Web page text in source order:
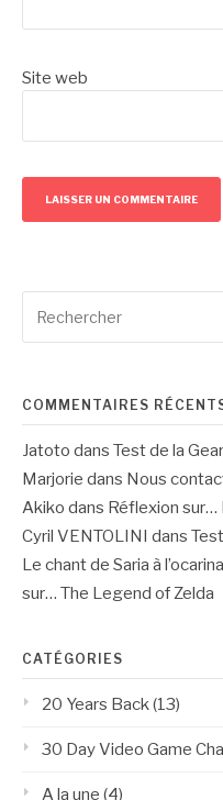
Site web
pour
COMMENTAIRES
Jatoto dans Test de la
Marjorie dans Nous
Akiko dans Réflexion sur…
Cyril VENTOLINI dans
Le chant de Saria à
sur… The Legend of Zelda
CATÉGORIES
20 Years Back (13)
30 Day Video Game
A la une (4)